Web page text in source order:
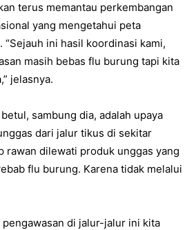
terus memantau perkembangan
yang mengetahui peta
ini hasil koordinasi kami,
masih bebas flu burung tapi kita
jelasnya.
sambung dia, adalah upaya
dari jalur tikus di sekitar
rawan dilewati produk unggas yang
flu burung. Karena tidak melalui
pengawasan di jalur-jalur ini kita